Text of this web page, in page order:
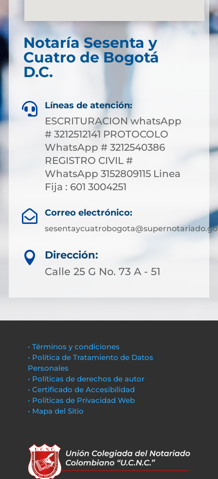
Notaría Sesenta y
Cuatro de Bogotá
D.C.
 Líneas de atención:
ESCRITURACION whatsApp
# 3212512141 PROTOCOLO
WhatsApp # 3212540386
REGISTRO CIVIL #
WhatsApp 3152809115 Linea
Fija : 601 3004251
 Correo electrónico:

Dirección:
Calle 25 G No. 73 A - 51
• Términos y condiciones
• Política de Tratamiento de Datos
Personales
• Políticas de derechos de autor
• Certificado de Accesibilidad
• Políticas de Privacidad Web
• Mapa del Sitio